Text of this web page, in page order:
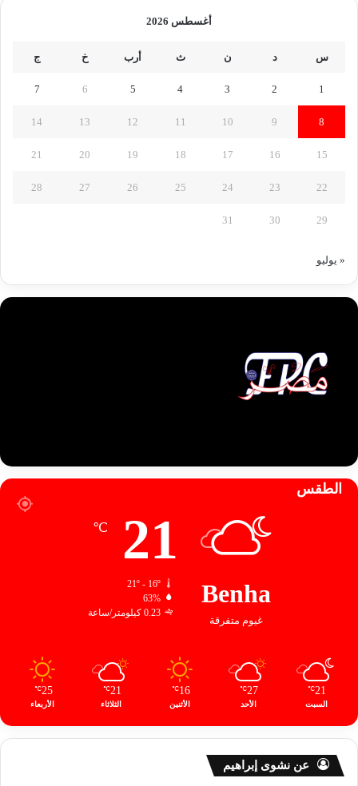
أغسطس 2026
س د ن ث أرب خ ج
1
2
3
4
5
6
7
8
9
10
11
12
13
14
15
16
17
18
19
20
21
22
23
24
25
26
27
28
29
30
31
« يوليو
الطقس
Benha
غيوم متفرقة
21
℃
21º - 16º
63%
0.23 كيلومتر/ساعة
21
℃
السبت
27
℃
الأحد
16
℃
الأثنين
21
℃
الثلاثاء
25
℃
الأربعاء
عن نشوى إبراهيم